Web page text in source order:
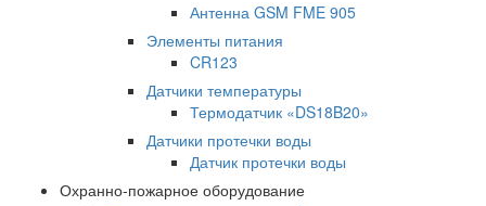
Антенна GSM FME 905
Элементы питания
CR123
Датчики температуры
Термодатчик «DS18B20»
Датчики протечки воды
Датчик протечки воды
Охранно-пожарное оборудование